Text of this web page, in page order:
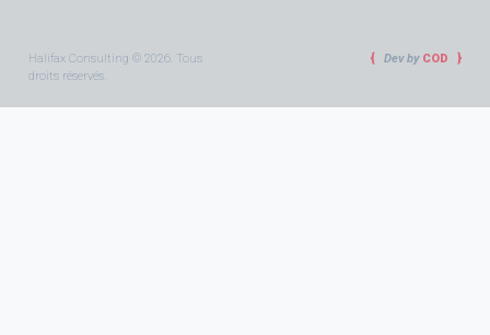
Halifax Consulting © 2026. Tous
droits réservés.
Dev by COD